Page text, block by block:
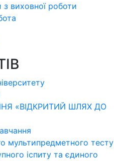
виховної роботи
«ВІДКРИТИЙ ШЛЯХ ДО
мультипредметного тесту
іспиту та єдиного